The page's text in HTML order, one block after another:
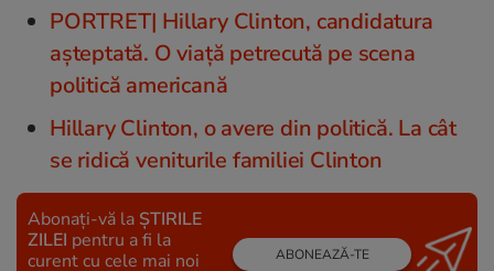
PORTRET| Hillary Clinton, candidatura
așteptată. O viață petrecută pe scena
politică americană
Hillary Clinton, o avere din politică. La cât
se ridică veniturile familiei Clinton
Abonați-vă la ȘTIRILE
ZILEI pentru a fi la
curent cu cele mai noi
ABONEAZĂ-TE